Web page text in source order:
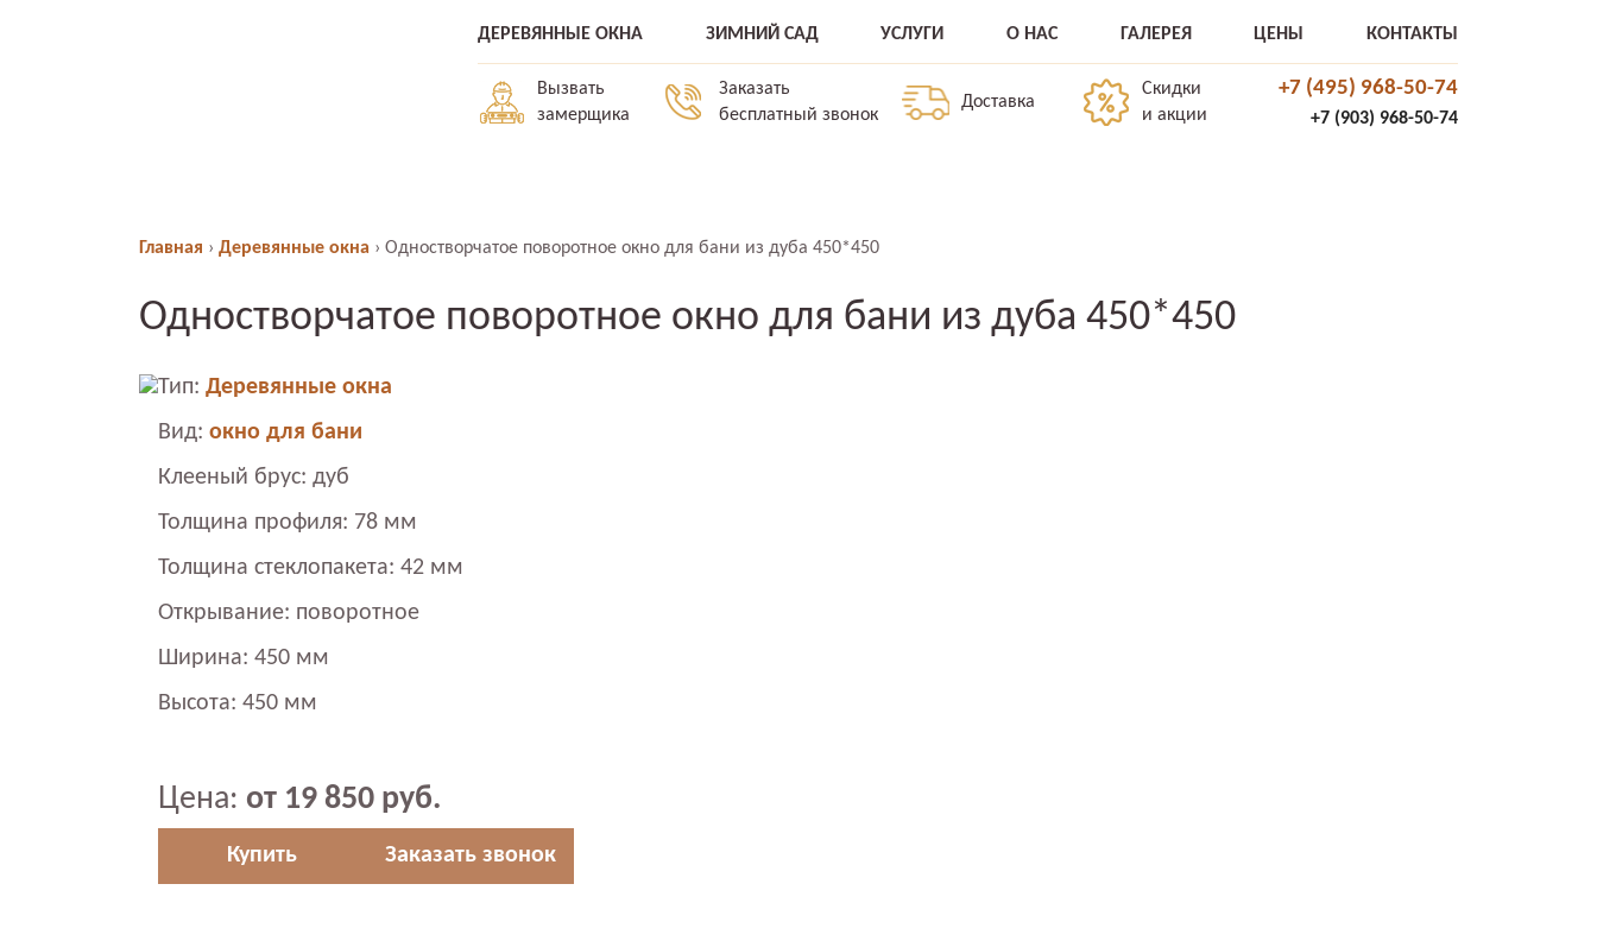
ДЕРЕВЯННЫЕ ОКНА ЗИМНИЙ САД УСЛУГИ О НАС ГАЛЕРЕЯ ЦЕНЫ КОНТАКТЫ
Вызвать
замерщика
Заказать
бесплатный звонок
Доставка
Скидки
и акции
+7 (495) 968-50-74
+7 (903) 968-50-74
Главная › Деревянные окна › Одностворчатое поворотное окно для бани из дуба 450*450
Одностворчатое поворотное окно для бани из дуба 450*450
Тип: Деревянные окна
Вид: окно для бани
Клееный брус: дуб
Толщина профиля: 78 мм
Толщина стеклопакета: 42 мм
Открывание: поворотное
Ширина: 450 мм
Высота: 450 мм
Цена: от 19 850 руб.
Купить Заказать звонок